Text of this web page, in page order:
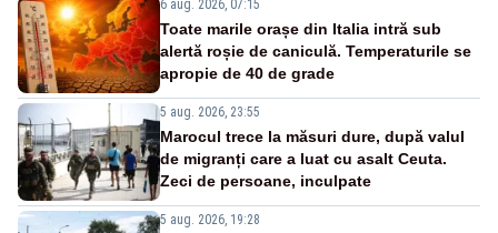
6 aug. 2026, 07:15
Toate marile orașe din Italia intră sub
alertă roșie de caniculă. Temperaturile se
apropie de 40 de grade
5 aug. 2026, 23:55
Marocul trece la măsuri dure, după valul
de migranți care a luat cu asalt Ceuta.
Zeci de persoane, inculpate
5 aug. 2026, 19:28